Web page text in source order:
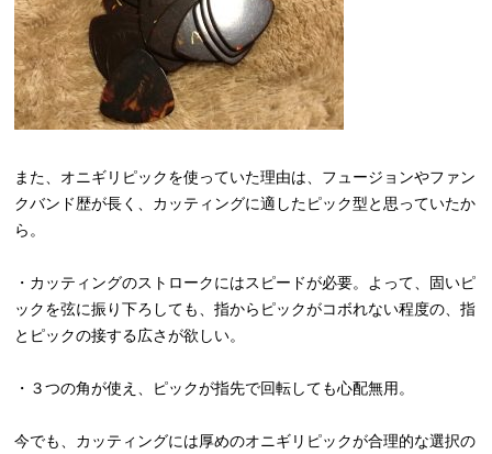
また、オニギリピックを使っていた理由は、フュージョンやファン
クバンド歴が長く、カッティングに適したピック型と思っていたか
ら。
・カッティングのストロークにはスピードが必要。よって、固いピ
ックを弦に振り下ろしても、指からピックがコボれない程度の、指
とピックの接する広さが欲しい。
・３つの角が使え、ピックが指先で回転しても心配無用。
今でも、カッティングには厚めのオニギリピックが合理的な選択の